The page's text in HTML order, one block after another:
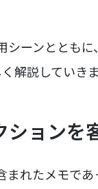
ーンととも
解説していきま
ョンを
れたメモで